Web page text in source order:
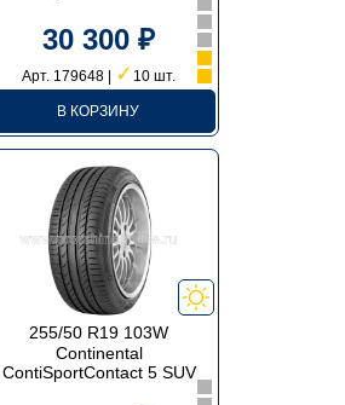
30 300 ₽
Арт. 179648 | ✓ 10 шт.
В КОРЗИНУ
255/50 R19 103W
Continental
ContiSportContact 5 SUV